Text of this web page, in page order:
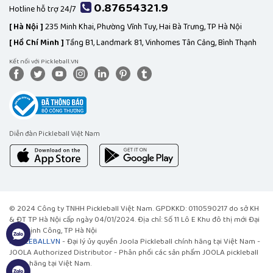
Hotline hỗ trợ 24/7 0.87654321.9
[Hà Nội ]235 Minh Khai, Phường Vĩnh Tuy, Hai Bà Trưng, TP Hà Nội
[Hồ Chí Minh ]Tầng B1, Landmark 81, Vinhomes Tân Cảng, Bình Thạnh
Kết nối với Pickleball.VN
Diễn đàn Pickleball Việt Nam
© 2024 Công ty TNHH Pickleball Việt Nam. GPDKKD: 0110590217 do sở KH
& ĐT TP Hà Nội cấp ngày 04/01/2024. Địa chỉ: Số 11 Lô E Khu đô thị mới Đại
Kim, Định Công, TP Hà Nội
PICKLEBALL.VN- Đại lý ủy quyền Joola Pickleball chính hãng tại Việt Nam -
JOOLA Authorized Distributor - Phân phối các sản phẩm JOOLA pickleball
chính hãng tại Việt Nam.